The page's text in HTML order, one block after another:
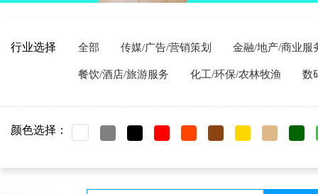
行业选择 全部 传媒/广告/营销策划 金融/地产/商业服
餐饮/酒店/旅游服务 化工/环保/农林牧渔 数
颜色选择：